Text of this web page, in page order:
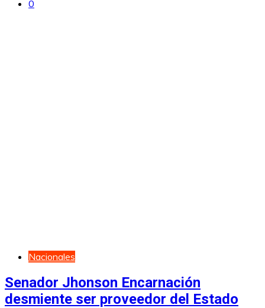
0
Nacionales
Senador Jhonson Encarnación
desmiente ser proveedor del Estado